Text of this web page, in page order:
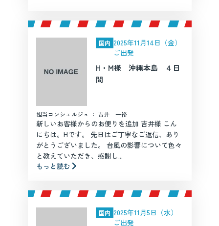
国内 2025年11月14日（金）
ご出発
H・M様 沖縄本島 ４日
間
担当コンシェルジュ ： 吉井 一裕
新しいお客様からのお便りを追加 吉井様 こん
にちは。Hです。 先日はご丁寧なご返信、あり
がとうございました。 台風の影響について色々
と教えていただき、感謝し...
もっと読む
国内 2025年11月5日（水）
ご出発